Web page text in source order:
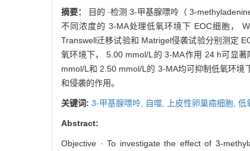
摘要：
目的 ·检测 3-甲基腺嘌呤（ 3-
不同浓度的 3-MA处理低氧环境下 EOC细胞，
Transwell迁移试验和 Matrigel侵袭试验分别测定
氧环境下， 5.00 mmol/L的 3-MA作用 24 h可显
mmol/L和 2.50 mmol/L的 3-MA均可抑制低氧环境
和侵袭的作用。
关键词: 3-甲基腺嘌呤, 自噬, 上皮性卵巢癌细胞, 低
Abstract:
Objective · To investigate the effect of 3-